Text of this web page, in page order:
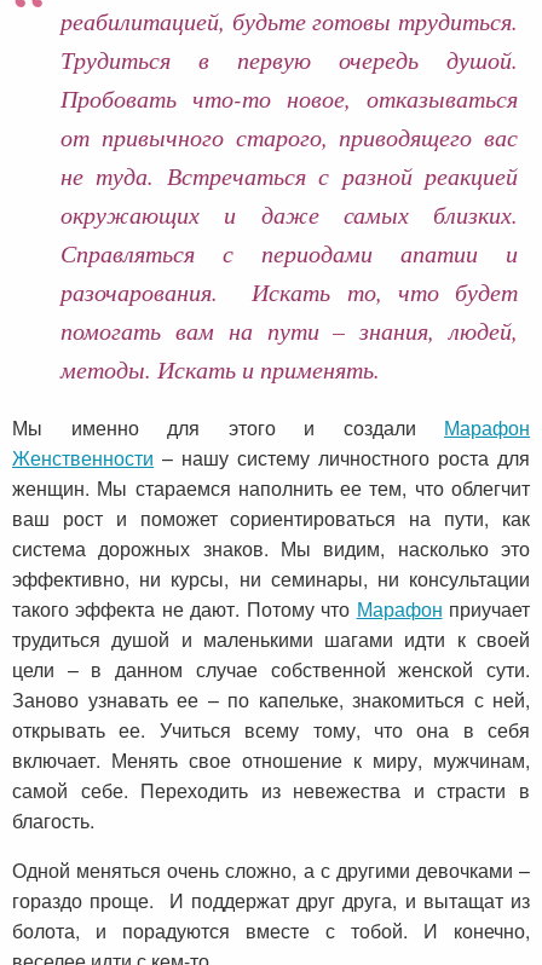
реабилитацией, будьте готовы трудиться.
Трудиться в первую очередь душой.
Пробовать что-то новое, отказываться
от привычного старого, приводящего вас
не туда. Встречаться с разной реакцией
окружающих и даже самых близких.
Справляться с периодами апатии и
разочарования. Искать то, что будет
помогать вам на пути – знания, людей,
методы. Искать и применять.
Мы именно для этого и создали Марафон
Женственности – нашу систему личностного роста для
женщин. Мы стараемся наполнить ее тем, что облегчит
ваш рост и поможет сориентироваться на пути, как
система дорожных знаков. Мы видим, насколько это
эффективно, ни курсы, ни семинары, ни консультации
такого эффекта не дают. Потому что Марафон приучает
трудиться душой и маленькими шагами идти к своей
цели – в данном случае собственной женской сути.
Заново узнавать ее – по капельке, знакомиться с ней,
открывать ее. Учиться всему тому, что она в себя
включает. Менять свое отношение к миру, мужчинам,
самой себе. Переходить из невежества и страсти в
благость.
Одной меняться очень сложно, а с другими девочками –
гораздо проще. И поддержат друг друга, и вытащат из
болота, и порадуются вместе с тобой. И конечно,